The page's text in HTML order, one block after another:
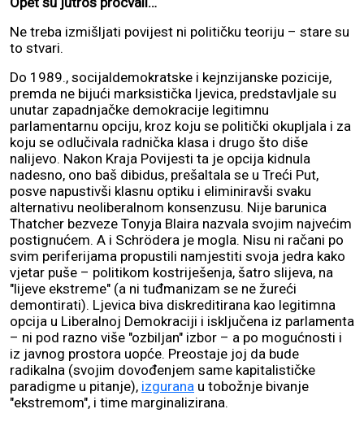
Ne treba izmišljati povijest ni političku teoriju – stare su
to stvari.
Do 1989., socijaldemokratske i kejnzijanske pozicije,
premda ne bijući marksistička ljevica, predstavljale su
unutar zapadnjačke demokracije legitimnu
parlamentarnu opciju, kroz koju se politički okupljala i za
koju se odlučivala radnička klasa i drugo što diše
nalijevo. Nakon Kraja Povijesti ta je opcija kidnula
nadesno, ono baš dibidus, prešaltala se u Treći Put,
posve napustivši klasnu optiku i eliminiravši svaku
alternativu neoliberalnom konsenzusu. Nije barunica
Thatcher bezveze Tonyja Blaira nazvala svojim najvećim
postignućem. A i Schrödera je mogla. Nisu ni račani po
svim periferijama propustili namjestiti svoja jedra kako
vjetar puše – politikom kostriješenja, šatro slijeva, na
"lijeve ekstreme" (a ni tuđmanizam se ne žureći
demontirati). Ljevica biva diskreditirana kao legitimna
opcija u Liberalnoj Demokraciji i isključena iz parlamenta
– ni pod razno više "ozbiljan" izbor – a po mogućnosti i
iz javnog prostora uopće. Preostaje joj da bude
radikalna (svojim dovođenjem same kapitalističke
paradigme u pitanje), izgurana u tobožnje bivanje
"ekstremom", i time marginalizirana.